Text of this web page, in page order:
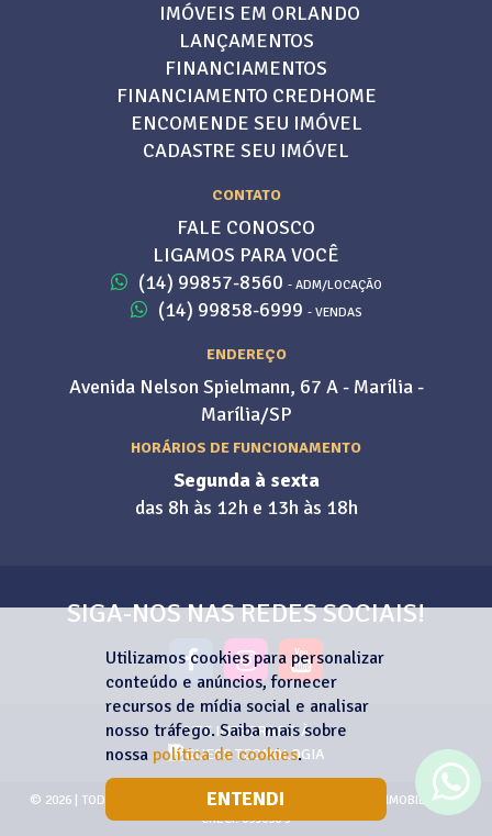
Utilizamos cookies para personalizar
conteúdo e anúncios, fornecer
recursos de mídia social e analisar
nosso tráfego. Saiba mais sobre
nossa política de cookies.
ENTENDI
IMÓVEIS EM ORLANDO
LANÇAMENTOS
FINANCIAMENTOS
FINANCIAMENTO CREDHOME
ENCOMENDE SEU IMÓVEL
CADASTRE SEU IMÓVEL
CONTATO
FALE CONOSCO
LIGAMOS PARA VOCÊ
(14) 99857-8560 - ADM/LOCAÇÃO
(14) 99858-6999 - VENDAS
ENDEREÇO
Avenida Nelson Spielmann, 67 A - Marília -
Marília/SP
HORÁRIOS DE FUNCIONAMENTO
Segunda à sexta
das 8h às 12h e 13h às 18h
SIGA-NOS NAS REDES SOCIAIS!
SITE INTEGRADO À
© 2026 | TODOS OS DIREITOS RESERVADOS | PINA NEGÓCIOS IMOBILIÁRIOS
CRECI: 039630-J